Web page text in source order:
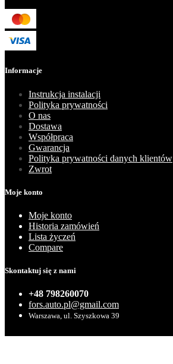
Informacje
Instrukcja instalacji
Polityka prywatności
O nas
Dostawa
Współpraca
Gwarancja
Polityka prywatności danych klientów
Zwrot
Moje konto
Moje konto
Historia zamówień
Lista życzeń
Compare
Skontaktuj się z nami
+48 798260070
fors.auto.pl@gmail.com
Warszawa, ul. Szyszkowa 39